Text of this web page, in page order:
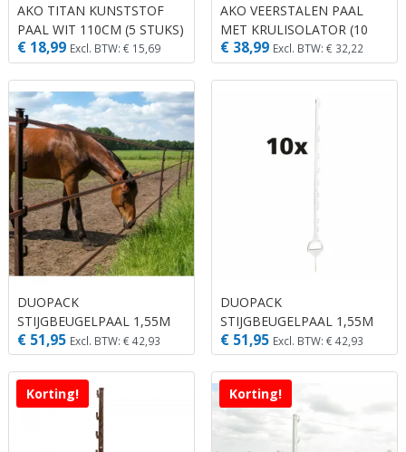
AKO TITAN KUNSTSTOF
PAAL WIT 110CM (5 STUKS)
€ 18,99 Excl. BTW: € 15,69
AKO VEERSTALEN PAAL
MET KRULISOLATOR (10
STUKS)
€ 38,99 Excl. BTW: € 32,22
DUOPACK
STIJGBEUGELPAAL 1,55M
TERRA (2X5)
€ 51,95 Excl. BTW: € 42,93
DUOPACK
STIJGBEUGELPAAL 1,55M
WIT (2X5) ACTIE PRIJS!
€ 51,95 Excl. BTW: € 42,93
Korting! Korting!